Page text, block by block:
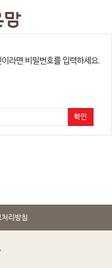
라면 비밀번호를 입력하세요.
확인
리방침